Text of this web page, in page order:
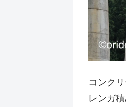
コンク
レンガ